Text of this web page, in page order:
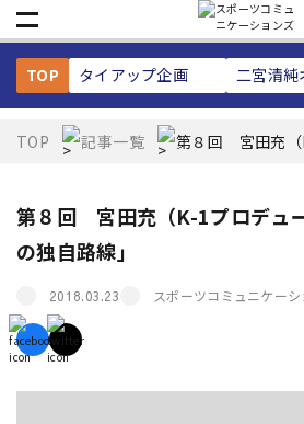
TOP タイアップ企画 二宮清純
TOP 記事一覧 第８回 宮田充（
第８回 宮田充（K-1プロデュ
の独自路線」
2018.03.23 スポーツコミュニケー